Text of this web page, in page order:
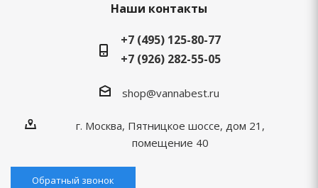
Наши контакты
+7 (495) 125-80-77
+7 (926) 282-55-05
shop@vannabest.ru
г. Москва, Пятницкое шоссе, дом 21,
помещение 40
Обратный звонок